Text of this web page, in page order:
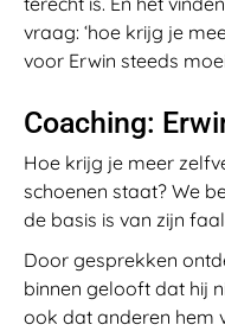
vraag: ‘hoe krijg je
voor Erwin steeds
Coaching:
Hoe krijg je meer
schoenen staat? We
de basis is van zijn
Door gesprekken
binnen gelooft dat hij
ook dat anderen hem